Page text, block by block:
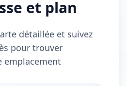
et plan
détaillée et suivez
pour trouver
emplacement